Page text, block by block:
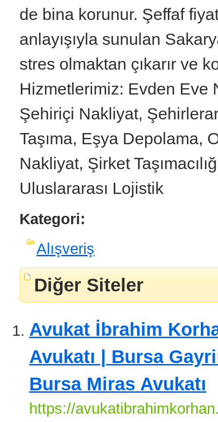
de bina korunur. Şeffaf
anlayışıyla sunulan
stres olmaktan çıkarır ve
Hizmetlerimiz: Evden Eve
Şehiriçi Nakliyat,
Taşıma, Eşya Depolama,
Nakliyat, Şirket
Uluslararası Lojistik
Kategori:
Alışveriş
Diğer Siteler
Avukat İbrahim
Avukatı | Bursa
Bursa Miras Avukatı
https://